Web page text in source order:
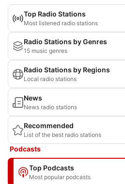
Top Radio Stations
Most listened radio stations
Radio Stations by Genres
15 music genres
Radio Stations by Regions
Local radio stations
News
News radio stations
Recommended
List of the best radio stations
Podcasts
Top Podcasts
Most popular podcasts